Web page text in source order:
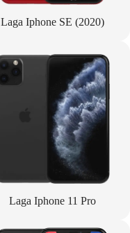
Laga Iphone SE (2020)
Laga Iphone 11 Pro